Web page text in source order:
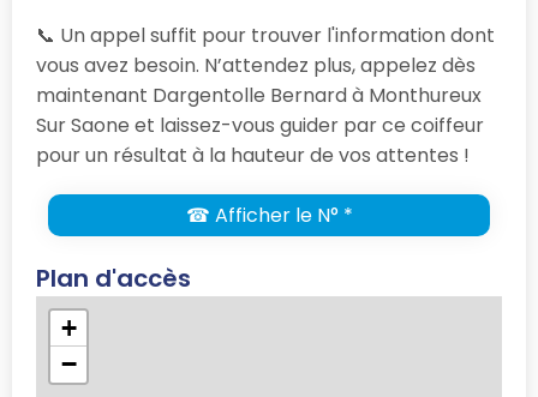
📞 Un appel suffit pour trouver l'information dont
vous avez besoin. N’attendez plus, appelez dès
maintenant Dargentolle Bernard à Monthureux
Sur Saone et laissez-vous guider par ce coiffeur
pour un résultat à la hauteur de vos attentes !
☎ Afficher le N° *
Plan d'accès
+
−